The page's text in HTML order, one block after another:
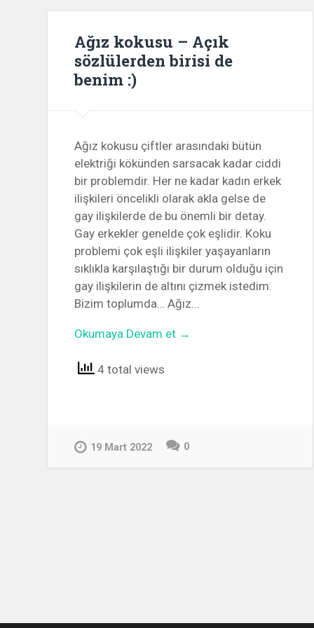
Ağız kokusu – Açık
sözlülerden birisi de
benim :)
Ağız kokusu çiftler arasındaki bütün
elektriği kökünden sarsacak kadar ciddi
bir problemdir. Her ne kadar kadın erkek
ilişkileri öncelikli olarak akla gelse de
gay ilişkilerde de bu önemli bir detay.
Gay erkekler genelde çok eşlidir. Koku
problemi çok eşli ilişkiler yaşayanların
sıklıkla karşılaştığı bir durum olduğu için
gay ilişkilerin de altını çizmek istedim.
Bizim toplumda… Ağız…
Okumaya Devam et →
4 total views
19 Mart 2022 0